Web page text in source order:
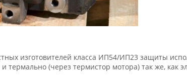
изготовителей класса ИП54/ИП23 защиты
термально (через термистор мотора) так же, как